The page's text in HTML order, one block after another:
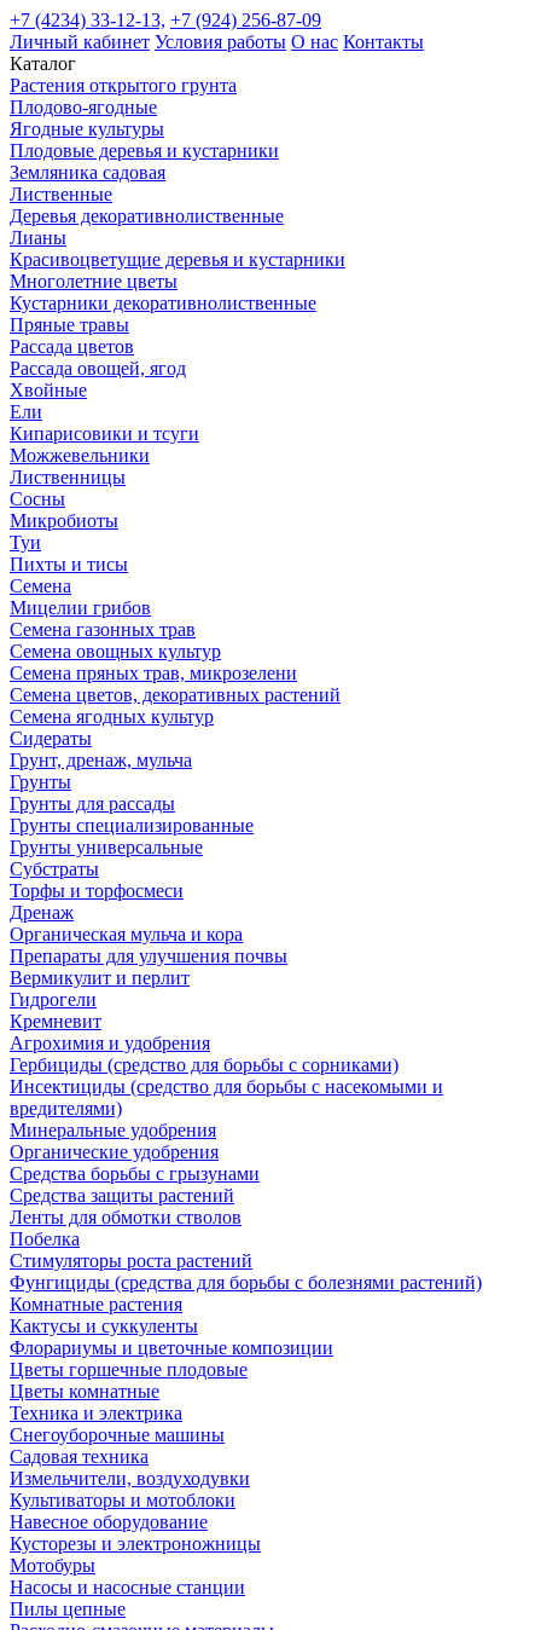
+7 (4234) 33-12-13, +7 (924) 256-87-09
Личный кабинет Условия работы О нас Контакты
Каталог
Растения открытого грунта
Плодово-ягодные
Ягодные культуры
Плодовые деревья и кустарники
Земляника садовая
Лиственные
Деревья декоративнолиственные
Лианы
Красивоцветущие деревья и кустарники
Многолетние цветы
Кустарники декоративнолиственные
Пряные травы
Рассада цветов
Рассада овощей, ягод
Хвойные
Ели
Кипарисовики и тсуги
Можжевельники
Лиственницы
Сосны
Микробиоты
Туи
Пихты и тисы
Семена
Мицелии грибов
Семена газонных трав
Семена овощных культур
Семена пряных трав, микрозелени
Семена цветов, декоративных растений
Семена ягодных культур
Сидераты
Грунт, дренаж, мульча
Грунты
Грунты для рассады
Грунты специализированные
Грунты универсальные
Субстраты
Торфы и торфосмеси
Дренаж
Органическая мульча и кора
Препараты для улучшения почвы
Вермикулит и перлит
Гидрогели
Кремневит
Агрохимия и удобрения
Гербициды (средство для борьбы с сорниками)
Инсектициды (средство для борьбы с насекомыми и
вредителями)
Минеральные удобрения
Органические удобрения
Средства борьбы с грызунами
Средства защиты растений
Ленты для обмотки стволов
Побелка
Стимуляторы роста растений
Фунгициды (средства для борьбы с болезнями растений)
Комнатные растения
Кактусы и суккуленты
Флорариумы и цветочные композиции
Цветы горшечные плодовые
Цветы комнатные
Техника и электрика
Снегоуборочные машины
Садовая техника
Измельчители, воздуходувки
Культиваторы и мотоблоки
Навесное оборудование
Кусторезы и электроножницы
Мотобуры
Насосы и насосные станции
Пилы цепные